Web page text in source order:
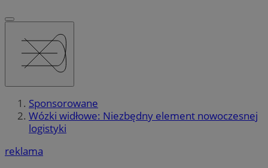
Sponsorowane
Wózki widłowe: Niezbędny element nowoczesnej
logistyki
reklama